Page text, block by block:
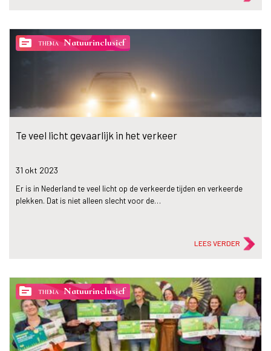
topic THEMA Natuurinclusief
Te veel licht gevaarlijk in het verkeer
31 okt 2023
Er is in Nederland te veel licht op de verkeerde tijden en verkeerde
plekken. Dat is niet alleen slecht voor de…
LEES VERDER
topic THEMA Natuurinclusief